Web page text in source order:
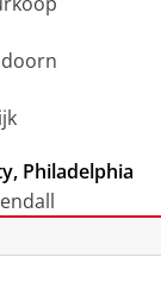
Philadelphia
20 juni 2024 08:10